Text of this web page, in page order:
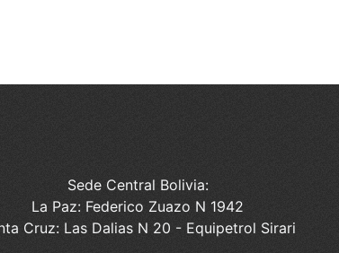
Sede Central Bolivia:
La Paz: Federico Zuazo N 1942
Cruz: Las Dalias N 20 - Equipetrol Sirari